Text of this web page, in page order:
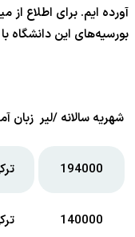
آورده ایم. برای اطلاع
بورسیه‌های این دانشگاه
شهریه سالانه /لیر زبان
194000
140000